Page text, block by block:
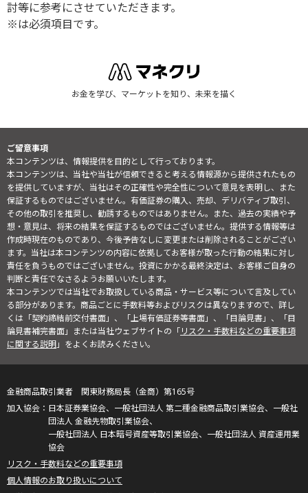
討等に参考にさせていただきます。
※は必須項目です。
お金を学び、マーケットを知り、未来を描く
ご留意事項
本コンテンツは、情報提供を目的として行っております。
本コンテンツは、当社や当社が信頼できると考える情報源から提供されたもの
を提供していますが、当社はその正確性や完全性について意見を表明し、また
保証するものではございません。有価証券の購入、売却、デリバティブ取引、
その他の取引を推奨し、勧誘するものではありません。また、過去の実績や予
想・意見は、将来の結果を保証するものではございません。提供する情報等は
作成時現在のものであり、今後予告なしに変更または削除されることがござい
ます。当社は本コンテンツの内容に依拠してお客様が取った行動の結果に対し
責任を負うものではございません。投資にかかる最終決定は、お客様ご自身の
判断と責任でなさるようお願いいたします。
本コンテンツでは当社でお取扱している商品・サービス等について言及してい
る部分があります。商品ごとに手数料等およびリスクは異なりますので、詳し
くは「契約締結前交付書面」、「上場有価証券等書面」、「目論見書」、「目
論見書補完書面」または当社ウェブサイトの「リスク・手数料などの重要事項
に関する説明」をよくお読みください。
金融商品取引業者 関東財務局長（金商）第165号
日本証券業協会、一般社団法人 第二種金融商品取引業協会、一般社
団法人 金融先物取引業協会、
一般社団法人 日本暗号資産等取引業協会、一般社団法人 資産運用業
協会
リスク・手数料などの重要事項
個人情報のお取り扱いについて